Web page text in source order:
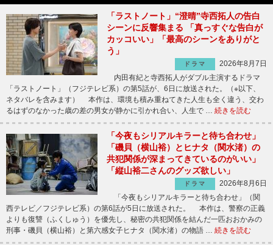
「ラストノート」“澄晴”寺西拓人の告白
シーンに反響集まる 「真っすぐな告白が
カッコいい」「最高のシーンをありがと
う」
ドラマ
2026年8月7日
内田有紀と寺西拓人がダブル主演するドラマ
「ラストノート」（フジテレビ系）の第5話が、6日に放送された。（※以下、
ネタバレを含みます） 本作は、環境も積み重ねてきた人生も全く違う、交わ
るはずのなかった歳の差の男女が静かに引かれ合い、人生で … 続きを読む
「今夜もシリアルキラーと待ち合わせ」
「磯貝（横山裕）とヒナタ（関水渚）の
共犯関係が深まってきているのがいい」
「縦山裕二さんのグッズ欲しい」
ドラマ
2026年8月6日
「今夜もシリアルキラーと待ち合わせ」（関
西テレビ／フジテレビ系）の第6話が5日に放送された。 本作は、警察の正義
よりも復讐（ふくしゅう）を優先し、秘密の共犯関係を結んだ一匹おおかみの
刑事・磯貝（横山裕）と第六感女子ヒナタ（関水渚）の物語 … 続きを読む